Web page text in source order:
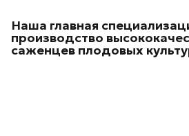
Наша главная
производство
саженцев плодовых